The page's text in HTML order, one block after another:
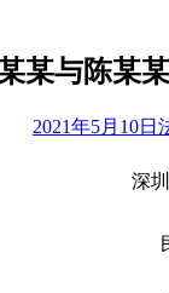
某与陈某
2021年5月10日
深